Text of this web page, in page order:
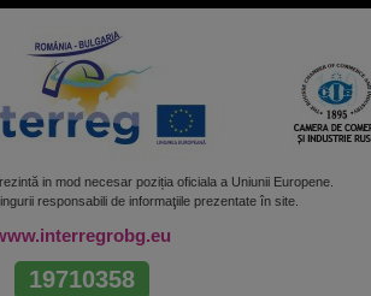
in mod necesar poziția oficiala a Uniunii Europene.
responsabili de informaţiile prezentate în site.
19710358